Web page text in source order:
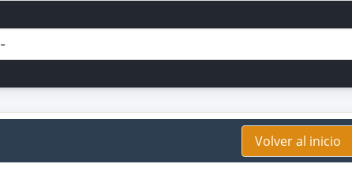
Volver al inicio